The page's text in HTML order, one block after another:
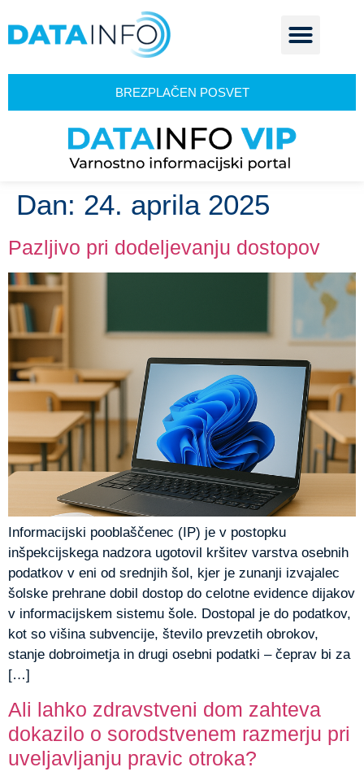
BREZPLAČEN POSVET
Dan: 24. aprila 2025
Pazljivo pri dodeljevanju dostopov
Informacijski pooblaščenec (IP) je v postopku
inšpekcijskega nadzora ugotovil kršitev varstva osebnih
podatkov v eni od srednjih šol, kjer je zunanji izvajalec
šolske prehrane dobil dostop do celotne evidence dijakov
v informacijskem sistemu šole. Dostopal je do podatkov,
kot so višina subvencije, število prevzetih obrokov,
stanje dobroimetja in drugi osebni podatki – čeprav bi za
[…]
Ali lahko zdravstveni dom zahteva
dokazilo o sorodstvenem razmerju pri
uveljavljanju pravic otroka?